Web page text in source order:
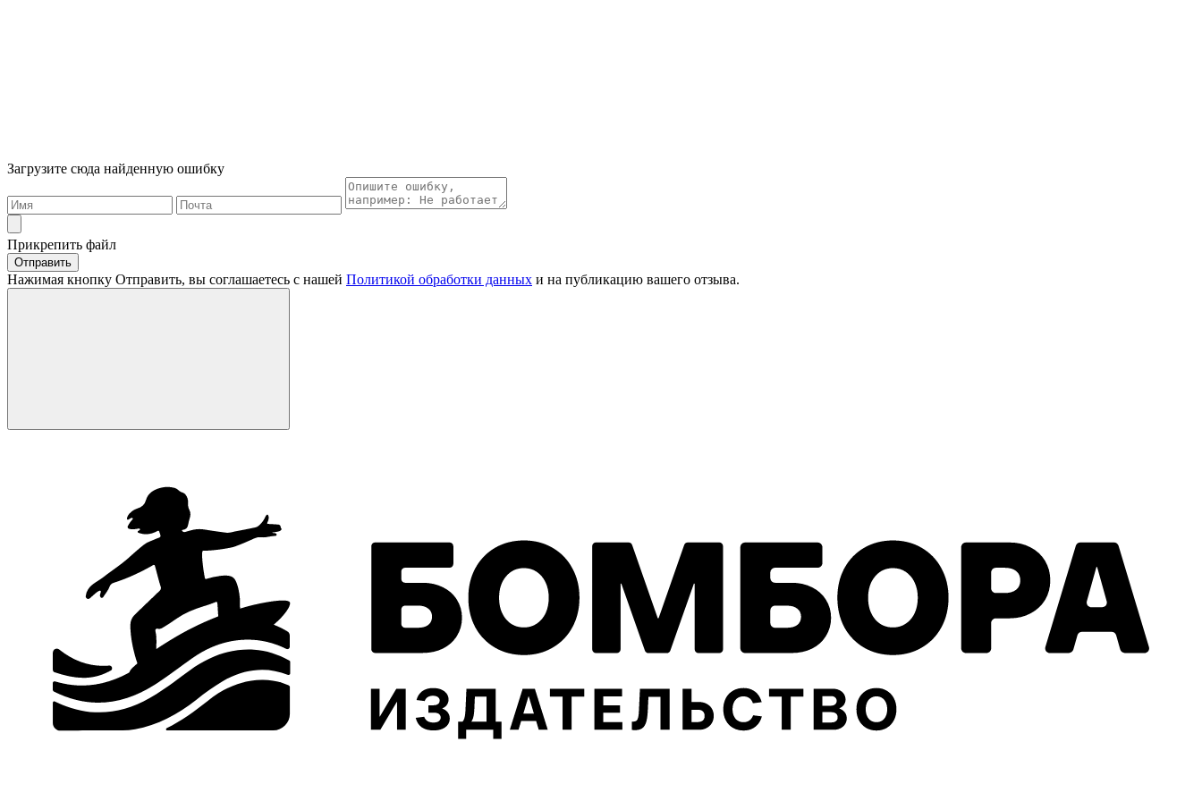
Загрузите сюда найденную ошибку
Прикрепить файл
Отправить
Нажимая кнопку Отправить, вы соглашаетесь с нашей Политикой обработки данных и на публикацию вашего отзыва.